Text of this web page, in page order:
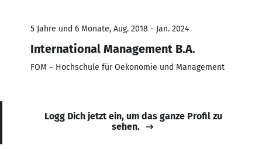
5 Jahre und 6 Monate, Aug. 2018 - Jan. 2024
International Management B.A.
FOM – Hochschule für Oekonomie und Management
Logg Dich jetzt ein, um das ganze Profil zu
sehen.